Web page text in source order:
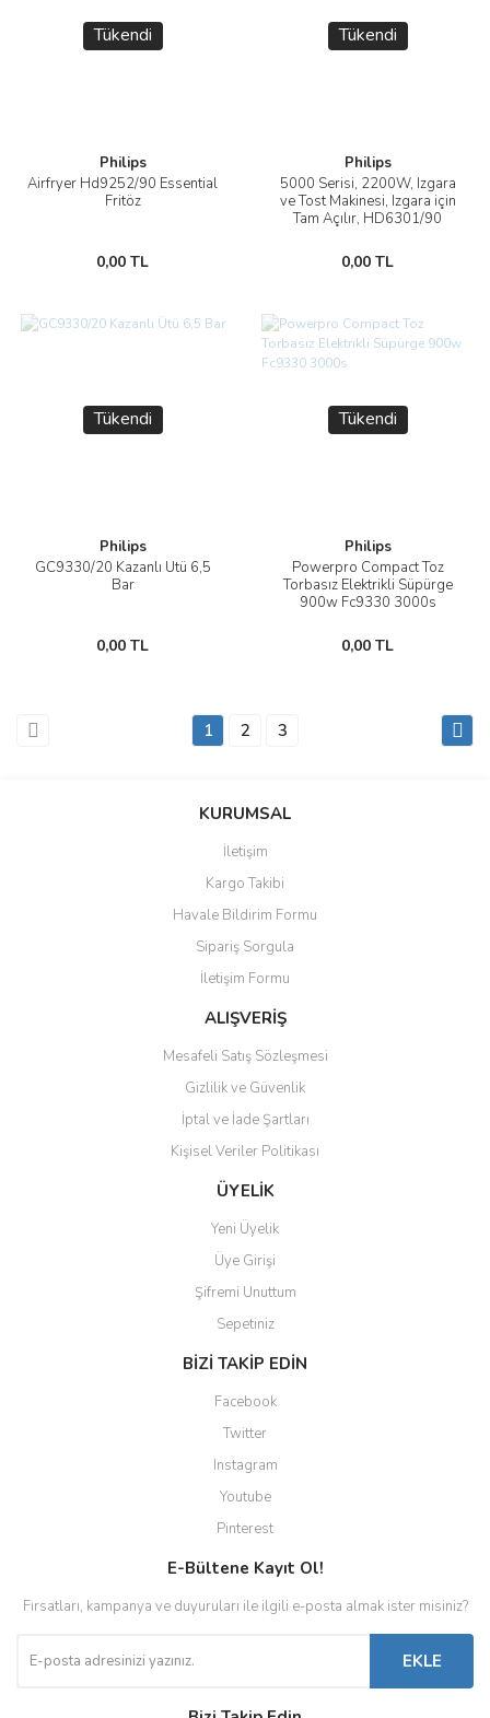
Tükendi
Philips
Airfryer Hd9252/90 Essential
Fritöz
0,00 TL
Tükendi
Philips
5000 Serisi, 2200W, Izgara
ve Tost Makinesi, Izgara için
Tam Açılır, HD6301/90
0,00 TL
Tükendi
Philips
GC9330/20 Kazanlı Ütü 6,5
Bar
0,00 TL
Tükendi
Philips
Powerpro Compact Toz
Torbasız Elektrikli Süpürge
900w Fc9330 3000s
0,00 TL
1 2 3
KURUMSAL
İletişim
Kargo Takibi
Havale Bildirim Formu
Sipariş Sorgula
İletişim Formu
ALIŞVERİŞ
Mesafeli Satış Sözleşmesi
Gizlilik ve Güvenlik
İptal ve İade Şartları
Kişisel Veriler Politikası
ÜYELİK
Yeni Üyelik
Üye Girişi
Şifremi Unuttum
Sepetiniz
BİZİ TAKİP EDİN
Facebook
Twitter
Instagram
Youtube
Pinterest
E-Bültene Kayıt Ol!
Fırsatları, kampanya ve duyuruları ile ilgili e-posta almak ister misiniz?
EKLE